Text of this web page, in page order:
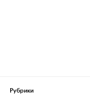
Рубрики